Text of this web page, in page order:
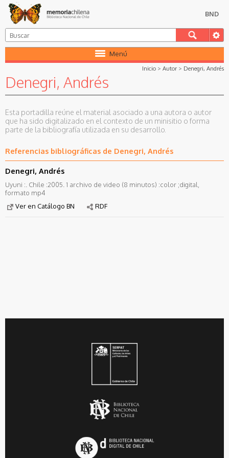
BND
Menú
Inicio > Autor > Denegri, Andrés
Denegri, Andrés
Esta portadilla reúne el material asociado a una autora o autor
que ha sido digitalizado en el contexto de un minisitio o forma
parte de la bibliografía utilizada en su desarrollo.
Referencias bibliográficas de Denegri, Andrés
Denegri, Andrés
Uyuni :. Chile :2005. 1 archivo de video (8 minutos) :color ;digital,
formato mp4
Ver en Catálogo BN
RDF